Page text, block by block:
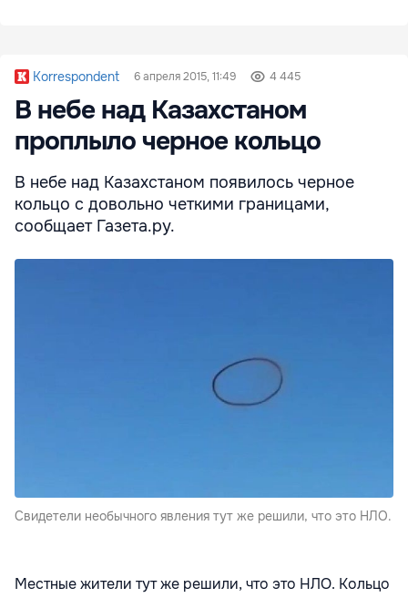
Korrespondent 6 апреля 2015, 11:49 4 445
В небе над Казахстаном
проплыло черное кольцо
В небе над Казахстаном появилось черное
кольцо с довольно четкими границами,
сообщает Газета.ру.
Свидетели необычного явления тут же решили, что это НЛО.
Местные жители тут же решили, что это НЛО. Кольцо